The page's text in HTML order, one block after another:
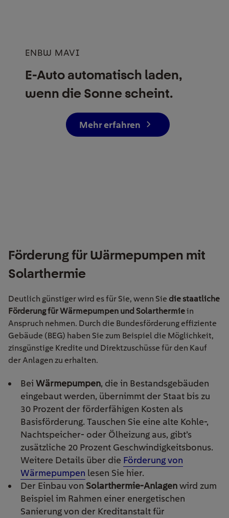
ENBW MAVI
E-Auto automatisch laden,
wenn die Sonne scheint.
Mehr erfahren
Förderung für Wärmepumpen mit
Solarthermie
Deutlich günstiger wird es für Sie, wenn Sie die staatliche
Förderung für Wärmepumpen und Solarthermiein
Anspruch nehmen. Durch die Bundesförderung effiziente
Gebäude (BEG) haben Sie zum Beispiel die Möglichkeit,
zinsgünstige Kredite und Direktzuschüsse für den Kauf
der Anlagen zu erhalten.
Bei Wärmepumpen, die in Bestandsgebäuden
eingebaut werden, übernimmt der Staat bis zu
30 Prozent der förderfähigen Kosten als
Basisförderung. Tauschen Sie eine alte Kohle-,
Nachtspeicher- oder Ölheizung aus, gibt’s
zusätzliche 20 Prozent Geschwindigkeitsbonus.
Weitere Details über die Förderung von
Wärmepumpen lesen Sie hier.
Der Einbau von Solarthermie-Anlagenwird zum
Beispiel im Rahmen einer energetischen
Sanierung von der Kreditanstalt für